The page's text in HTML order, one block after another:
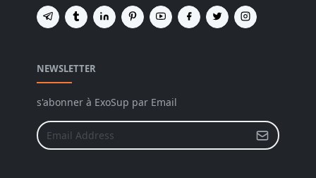
NEWSLETTER
s'abonner à ExoSup par Email